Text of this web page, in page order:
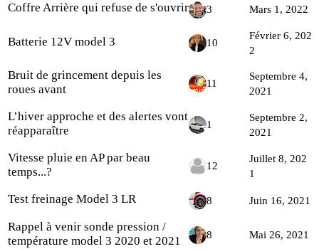
Coffre Arrière qui refuse de s'ouvrir 3 Mars 1, 2022
Batterie 12V model 3 10
Février 6, 202
2
Bruit de grincement depuis les
roues avant
11
Septembre 4,
2021
L’hiver approche et des alertes vont
réapparaître
1
Septembre 2,
2021
Vitesse pluie en AP par beau
temps...?
12
Juillet 8, 202
1
Test freinage Model 3 LR 8 Juin 16, 2021
Rappel à venir sonde pression /
température model 3 2020 et 2021
8 Mai 26, 2021